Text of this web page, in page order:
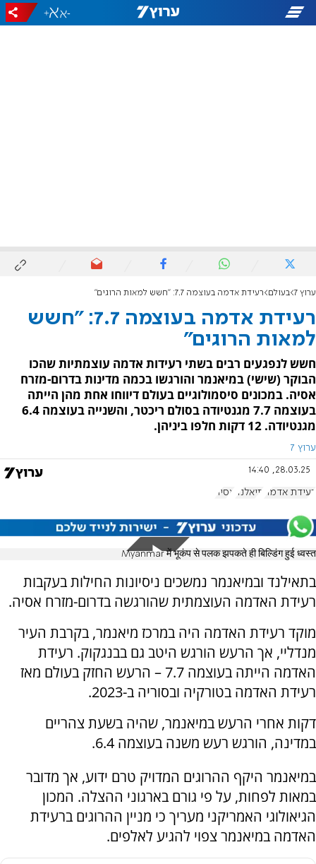
-
+
ערוץ 7 בעולם רעידת אדמה בעוצמה 7.7: "חשש למאות הרוגים"
רעידת אדמה בעוצמה 7.7: "חשש
למאות הרוגים"
חשש לנפגעים רבים בשתי רעידות אדמה עוצמתיות שהכו
הבוקר (שישי) במיאנמר והורגשו בכמה מדינות בדרום-מזרח
אסיה. במכונים סיסמולוגיים בעולם דיווחו אחת מהן הייתה
בעוצמה 7.7 מגנטיודה בסולם ריכטר, והשנייה בעוצמה 6.4
מגנטיודה. 12 דקות חלפו ביניהן.
ערוץ 7
28.03.25, 14:40
רעידת אדמה תיאלנד אסיה
Myanmar में भूकंप से पलक झपकते ही बिल्डिंग हुई ध्वस्त
בתאילנד ובמיאנמר נמשכים ניסיונות החילות בעקבות
רעידת האדמה העוצמתית שהורגשה בדרום-מזרח אסיה.
מוקד רעידת האדמה היה במרכז מיאנמר, בקרבת העיר
מנדליי, אך הרעש הורגש היטב גם בבנגקוק. רעידת
האדמה הייתה בעוצמה 7.7 – הרעש החזק בעולם מאז
רעידת האדמה בטורקיה ובסוריה ב-2023.
דקות אחרי הרעש במיאנמר, שהיה בשעת צהריים
במדינה, הורגש רעש משנה בעוצמה 6.4.
במיאנמר היקף ההרוגים המדויק טרם ידוע, אך מדובר
במאות לפחות, על פי גורם בארגוני ההצלה. המכון
הגיאולוגי האמריקני מעריך כי מניין ההרוגים ברעידת
האדמה במיאנמר צפוי להגיע לאלפים.